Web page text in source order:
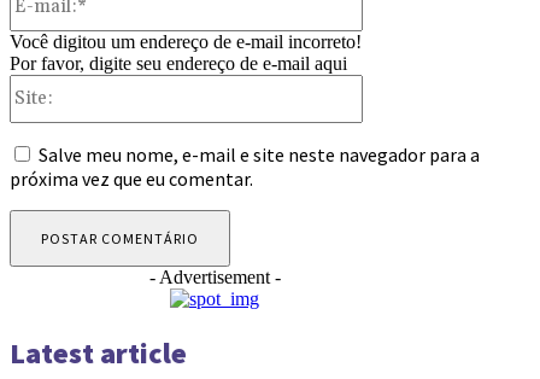
Você digitou um endereço de e-mail incorreto!
Por favor, digite seu endereço de e-mail aqui
Salve meu nome, e-mail e site neste navegador para a
próxima vez que eu comentar.
- Advertisement -
Latest article